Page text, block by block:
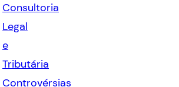
Consultoria
Legal
e
Tributária
Controvérsias